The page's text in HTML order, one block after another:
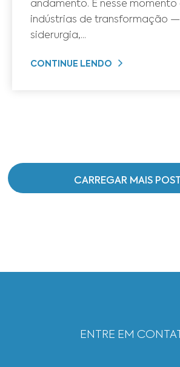
andamento. É nesse momento
indústrias de transformação
siderurgia,...
CONTINUE LENDO
CARREGAR MAIS
ENTRE EM